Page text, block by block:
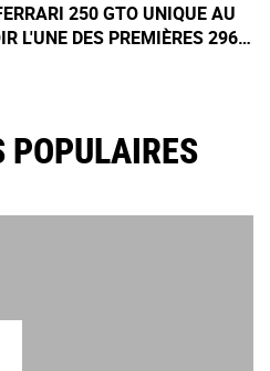
250 GTO UNIQUE AU
L'UNE DES PREMIÈRES 296
POPULAIRES